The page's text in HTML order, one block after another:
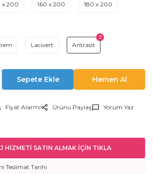
x 200 160 x 200 180 x 200
Lacivert Antrasit
Sepete Ekle Hemen Al
Fiyat Alarmı Ürünü Paylaş
Yorum Yaz
HİZMETİ SATIN ALMAK İÇİN TIKLA
Teslimat Tarihi